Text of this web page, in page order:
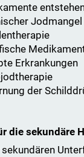
Jodmangel
Erkrankungen
der
die sekundäre